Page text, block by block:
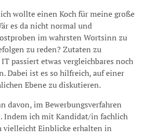
wollte einen Koch für meine große
es da nicht normal und
im wahrsten Wortsinn zu
zu reden? Zutaten zu
passiert etwas vergleichbares noch
Dabei ist es so hilfreich, auf einer
Ebene zu diskutieren.
davon, im Bewerbungsverfahren
Indem ich mit Kandidat/in fachlich
vielleicht Einblicke erhalten in